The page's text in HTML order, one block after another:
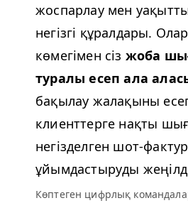
жоспарлау мен
негізгі құралдары.
көмегімен сіз жоба
туралы есеп ала
бақылау жалақыны
клиенттерге нақты
негізделген шот-
ұйымдастыруды
Көптеген цифрлық